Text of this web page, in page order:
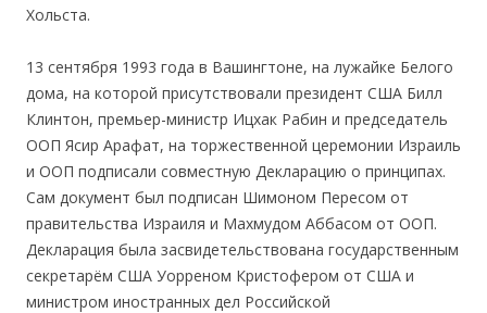
Хольста.
13 сентября 1993 года в Вашингтоне, на лужайке Белого
дома, на которой присутствовали президент США Билл
Клинтон, премьер-министр Ицхак Рабин и председатель
ООП Ясир Арафат, на торжественной церемонии Израиль
и ООП подписали совместную Декларацию о принципах.
Сам документ был подписан Шимоном Пересом от
правительства Израиля и Махмудом Аббасом от ООП.
Декларация была засвидетельствована государственным
секретарём США Уорреном Кристофером от США и
министром иностранных дел Российской